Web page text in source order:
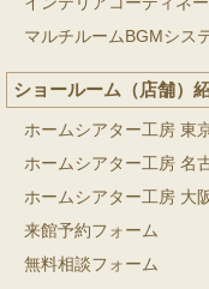
マルチルームBGMシス
ショールーム（店舗）
ホームシアター工房 東
ホームシアター工房 名
ホームシアター工房 大
来館予約フォーム
無料相談フォーム